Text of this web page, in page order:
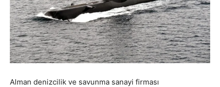
Alman denizcilik ve savunma sanayi firması